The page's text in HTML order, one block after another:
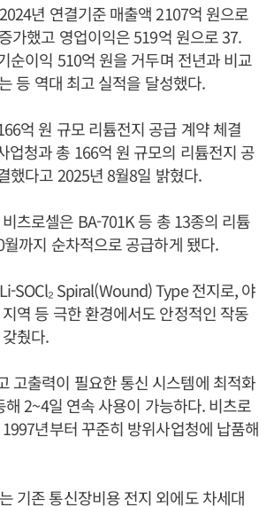
년 연결기준 매출액 2107억 원으로
가했고 영업이익은 519억 원으로 37.
순이익 510억 원을 거두며 전년과 비교
등 역대 최고 실적을 달성했다.
억 원 규모 리튬전지 공급 계약 체결
업청과 총 166억 원 규모의 리튬전지 공
했다고 2025년 8월8일 밝혔다.
츠로셀은 BA-701K 등 총 13종의 리튬
까지 순차적으로 공급하게 됐다.
SOCl₂ Spiral(Wound) Type 전지로, 야
역 등 극한 환경에서도 안정적인 작동
췄다.
고출력이 필요한 통신 시스템에 최적화
2~4일 연속 사용이 가능하다. 비츠로
년부터 꾸준히 방위사업청에 납품해
기존 통신장비용 전지 외에도 차세대